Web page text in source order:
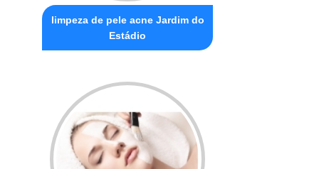
limpeza de pele acne Jardim do
Estádio